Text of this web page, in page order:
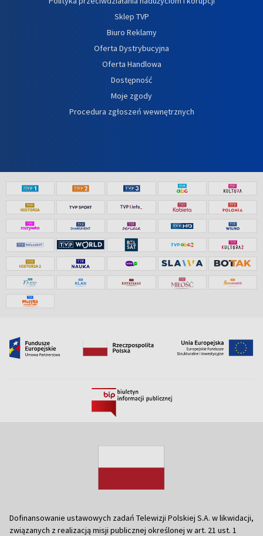
Sklep TVP
Biuro Reklamy
Oferta Dystrybucyjna
Oferta Handlowa
Dostępność
Moje zgody
Procedura zgłoszeń wewnętrznych
Dofinansowanie ustawowych zadań Telewizji Polskiej S.A. w likwidacji,
związanych z realizacją misji publicznej określonej w art. 21 ust. 1